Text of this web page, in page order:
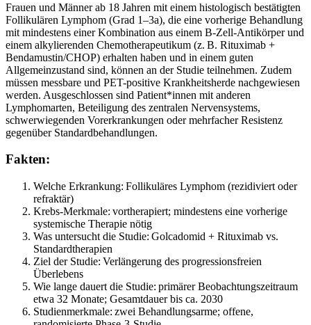
Frauen und Männer ab 18 Jahren mit einem histologisch bestätigten
Follikulären Lymphom (Grad 1–3a), die eine vorherige Behandlung
mit mindestens einer Kombination aus einem B-Zell-Antikörper und
einem alkylierenden Chemotherapeutikum (z. B. Rituximab +
Bendamustin/CHOP) erhalten haben und in einem guten
Allgemeinzustand sind, können an der Studie teilnehmen. Zudem
müssen messbare und PET-positive Krankheitsherde nachgewiesen
werden. Ausgeschlossen sind Patient*innen mit anderen
Lymphomarten, Beteiligung des zentralen Nervensystems,
schwerwiegenden Vorerkrankungen oder mehrfacher Resistenz
gegenüber Standardbehandlungen.
Fakten:
Welche Erkrankung: Follikuläres Lymphom (rezidiviert oder
refraktär)
Krebs-Merkmale: vortherapiert; mindestens eine vorherige
systemische Therapie nötig
Was untersucht die Studie: Golcadomid + Rituximab vs.
Standardtherapien
Ziel der Studie: Verlängerung des progressionsfreien
Überlebens
Wie lange dauert die Studie: primärer Beobachtungszeitraum
etwa 32 Monate; Gesamtdauer bis ca. 2030
Studienmerkmale: zwei Behandlungsarme; offene,